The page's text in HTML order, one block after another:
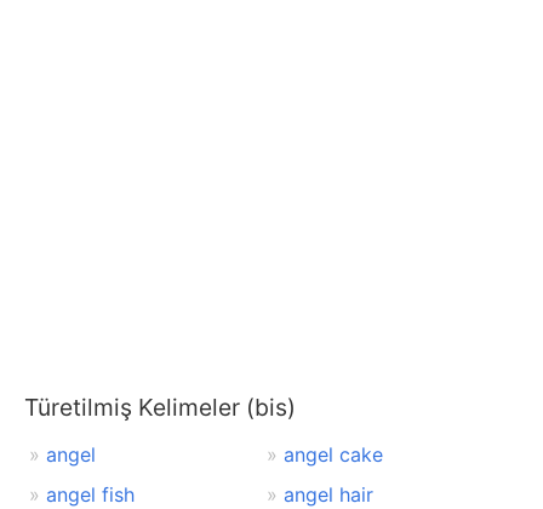
Türetilmiş Kelimeler (bis)
angel
angel cake
angel fish
angel hair